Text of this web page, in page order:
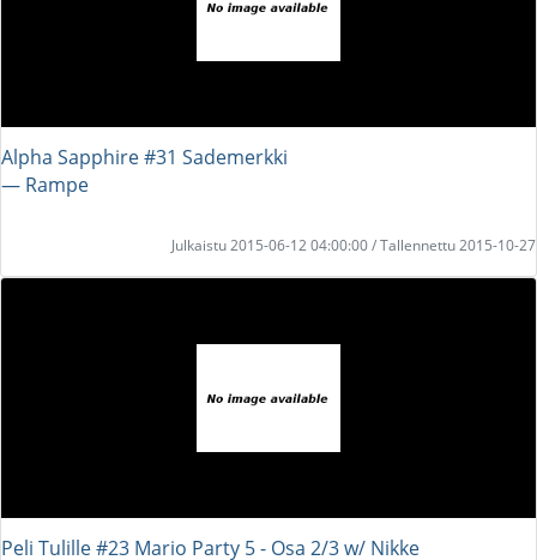
Alpha Sapphire #31 Sademerkki
― Rampe
Julkaistu 2015-06-12 04:00:00 / Tallennettu 2015-10-27
Peli Tulille #23 Mario Party 5 - Osa 2/3 w/ Nikke